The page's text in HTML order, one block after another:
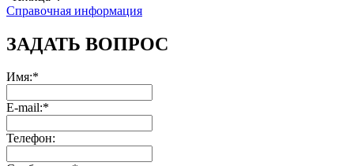
Справочная информация
ЗАДАТЬ ВОПРОС
Имя:*
E-mail:*
Телефон: